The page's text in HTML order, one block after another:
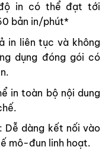
in có thể đạt tới
bản in/phút*
in liên tục và không
dụng đóng gói có
in toàn bộ nội dung
Dễ dàng kết nối vào
mô-đun linh hoạt.